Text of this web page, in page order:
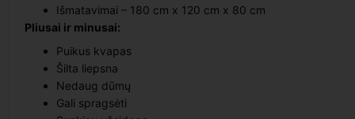
Išmatavimai – 180 cm x 120 cm x 80 cm
Pliusai ir minusai:
Puikus kvapas
Šilta liepsna
Nedaug dūmų
Gali spragsėti